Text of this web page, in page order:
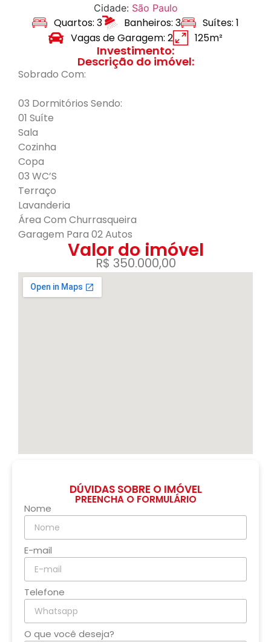
Cidade: São Paulo
Quartos: 3 Banheiros: 3
Suítes: 1
Vagas de Garagem: 2
125m²
Investimento:
Descrição do imóvel:
Sobrado Com:
03 Dormitórios Sendo:
01 Suíte
Sala
Cozinha
Copa
03 WC’S
Terraço
Lavanderia
Área Com Churrasqueira
Garagem Para 02 Autos
Valor do imóvel
R$ 350.000,00
DÚVIDAS SOBRE O IMÓVEL
PREENCHA O FORMULÁRIO
Nome
E-mail
Telefone
O que você deseja?